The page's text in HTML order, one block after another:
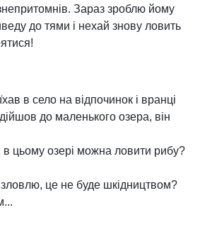
Зараз зроблю йому
до тями і нехай знову ловить
в село на відпочинок і вранці
до маленького озера, він
в цьому озері можна ловити рибу?
це не буде шкідництвом?